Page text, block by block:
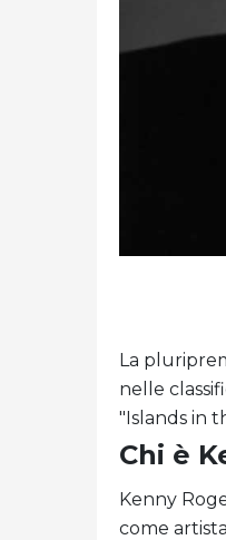
La
nelle
"Islands in
Chi è
Kenny
come